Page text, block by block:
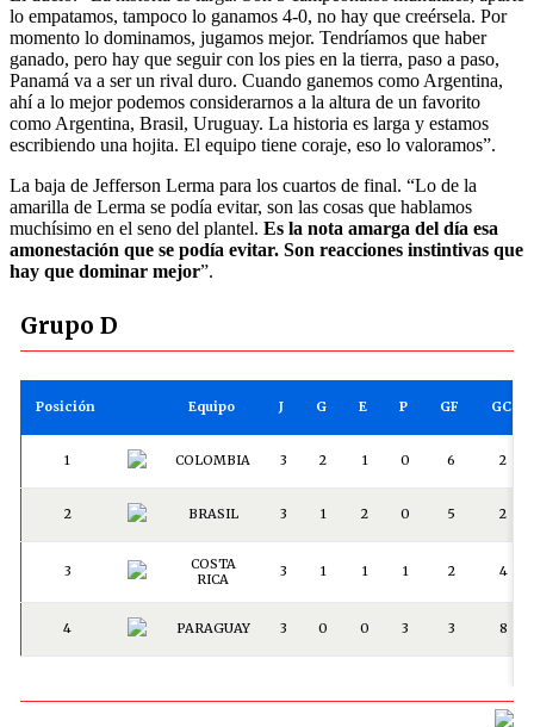
lo empatamos, tampoco lo ganamos 4-0, no hay que creérsela. Por
momento lo dominamos, jugamos mejor. Tendríamos que haber
ganado, pero hay que seguir con los pies en la tierra, paso a paso,
Panamá va a ser un rival duro. Cuando ganemos como Argentina,
ahí a lo mejor podemos considerarnos a la altura de un favorito
como Argentina, Brasil, Uruguay. La historia es larga y estamos
escribiendo una hojita. El equipo tiene coraje, eso lo valoramos”.
La baja de Jefferson Lerma para los cuartos de final. “Lo de la
amarilla de Lerma se podía evitar, son las cosas que hablamos
muchísimo en el seno del plantel. Es la nota amarga del día esa
amonestación que se podía evitar. Son reacciones instintivas que
hay que dominar mejor”.